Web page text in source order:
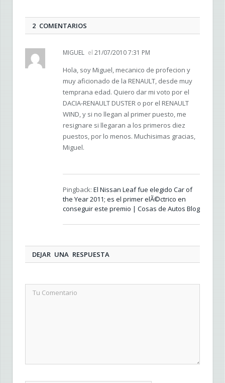
2 COMENTARIOS
MIGUEL el 21/07/2010 7:31 PM
Hola, soy Miguel, mecanico de profecion y
muy aficionado de la RENAULT, desde muy
temprana edad. Quiero dar mi voto por el
DACIA-RENAULT DUSTER o por el RENAULT
WIND, y si no llegan al primer puesto, me
resignare si llegaran a los primeros diez
puestos, por lo menos. Muchisimas gracias,
Miguel.
Pingback: El Nissan Leaf fue elegido Car of
the Year 2011; es el primer elÃ©ctrico en
conseguir este premio | Cosas de Autos Blog
DEJAR UNA RESPUESTA